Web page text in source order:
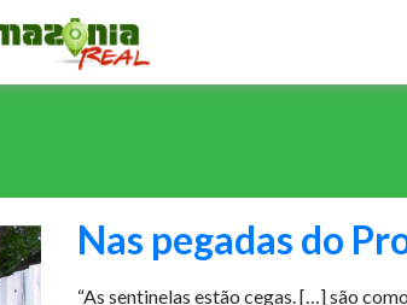
Nas pegadas do
“As sentinelas estão cegas. […] são